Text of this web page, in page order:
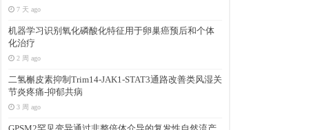
7 天 ago
机器学习识别氧化磷酸化特征用于卵巢癌预后和个体
化治疗
2 周 ago
二氢槲皮素抑制Trim14-JAK1-STAT3通路改善类风湿关
节炎疼痛-抑郁共病
3 周 ago